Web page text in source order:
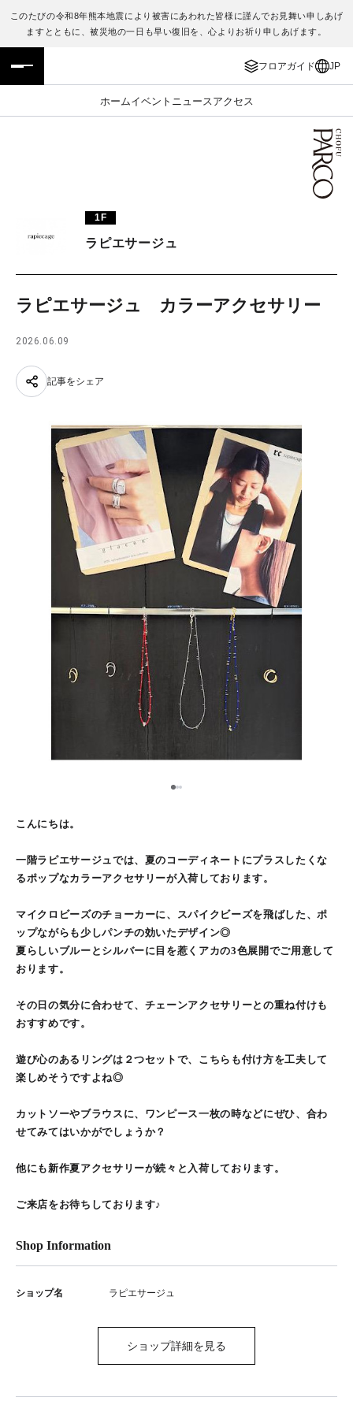
このたびの令和8年熊本地震により被害にあわれた皆様に謹んでお見舞い申しあげ
ますとともに、被災地の一日も早い復旧を、心よりお祈り申しあげます。
フロアガイド JP
ホームイベント ニュース アクセス
フロアガイド
施設案内・アクセス
TAX FREE
ENGLISH
繁体字
日本語
1F
ラピエサージュ
ラピエサージュ カラーアクセサリー
2026.06.09
記事をシェア
12
こんにちは。
一階ラピエサージュでは、夏のコーディネートにプラスしたくな
るポップなカラーアクセサリーが入荷しております。
マイクロビーズのチョーカーに、スパイクビーズを飛ばした、ポ
ップながらも少しパンチの効いたデザイン◎
夏らしいブルーとシルバーに目を惹くアカの3色展開でご用意して
おります。
その日の気分に合わせて、チェーンアクセサリーとの重ね付けも
おすすめです。
遊び心のあるリングは２つセットで、こちらも付け方を工夫して
楽しめそうですよね◎
カットソーやブラウスに、ワンピース一枚の時などにぜひ、合わ
せてみてはいかがでしょうか？
他にも新作夏アクセサリーが続々と入荷しております。
ご来店をお待ちしております♪
Shop Information
ショップ名 ラピエサージュ
ショップ詳細を見る